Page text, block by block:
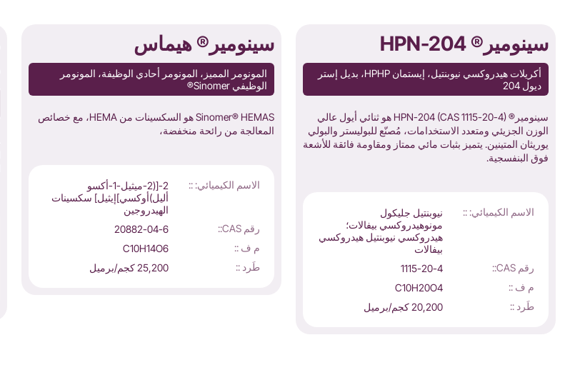
سينومير® HPN-204
أكريلات هيدروكسي نيوبنتيل، إيستمان HPHP، بديل إستر
ديول 204
سينومير® HPN-204 (CAS 1115-20-4) هو ثنائي أيول عالي
الوزن الجزيئي ومتعدد الاستخدامات، مُصنّع للبوليستر والبولي
يوريثان المتينين. يتميز بثبات مائي ممتاز ومقاومة فائقة للأشعة
فوق البنفسجية.
الاسم الكيميائي: ::
نيوبنتيل جليكول
مونوهيدروكسي بيفالات؛
هيدروكسي نيوبنتيل هيدروكسي
بيفالات
رقم CAS::
1115-20-4
م ف ::
C10H20O4
طَرد ::
20,200 كجم/برميل
سينومير® هيماس
المونومر المميز، المونومر أحادي الوظيفة، المونومر
الوظيفي Sinomer®
Sinomer® HEMAS هو السكسينات من HEMA، مع خصائص
المعالجة من رائحة منخفضة،
الاسم الكيميائي: ::
2-[(2-ميثيل-1-أكسو
أليل)أوكسي]إيثيل] سكسينات
الهيدروجين
رقم CAS::
20882-04-6
م ف ::
C10H14O6
طَرد ::
25,200 كجم/برميل